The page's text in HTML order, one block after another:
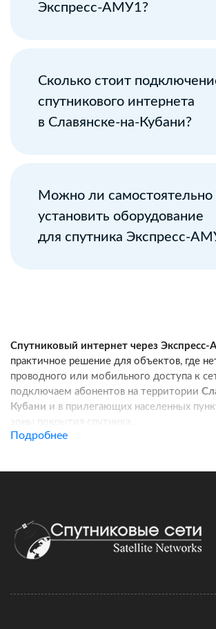
Экспресс-АМУ1?
Сколько стоит
спутникового интернета
в Славянске-на-Кубани?
Можно ли самостоятельно
установить оборудование
для спутника Экспресс-
Спутниковый интернет через
практичное решение для объектов, где
проводного или мобильного доступа к
подключаем абонентов на территории
Кубани и в прилегающих населенных
зоны покрытия спутника.
стабильный доступ в интернет для
и онлайн-сервисов.
договора и активацию тарифа. Монтаж
Подробнее